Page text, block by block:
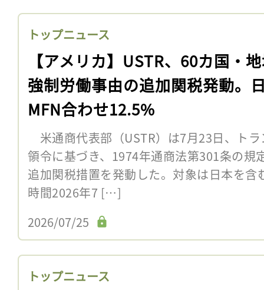
トップニュース
【アメリカ】USTR、60カ国・
強制労働事由の追加関税発動。
MFN合わせ12.5%
米通商代表部（USTR）は7月23日、ト
領令に基づき、1974年通商法第301条の規
追加関税措置を発動した。対象は日本を
時間2026年7 […]
2026/07/25
トップニュース